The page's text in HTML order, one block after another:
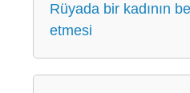
Rüyada bir kadının
etmesi